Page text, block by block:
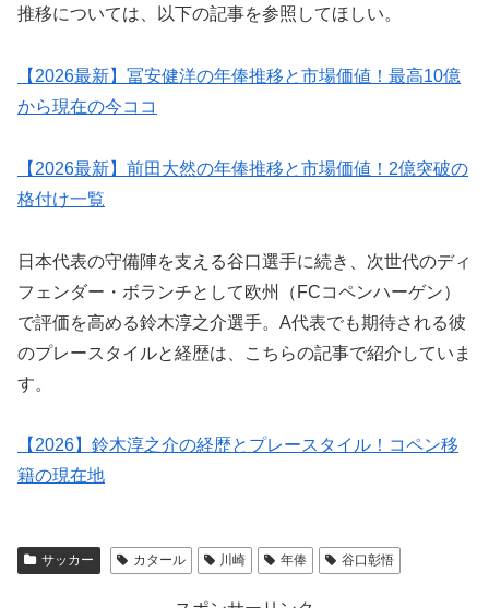
推移については、以下の記事を参照してほしい。
【2026最新】冨安健洋の年俸推移と市場価値！最高10億
から現在の今ココ
【2026最新】前田大然の年俸推移と市場価値！2億突破の
格付け一覧
日本代表の守備陣を支える谷口選手に続き、次世代のディ
フェンダー・ボランチとして欧州（FCコペンハーゲン）
で評価を高める鈴木淳之介選手。A代表でも期待される彼
のプレースタイルと経歴は、こちらの記事で紹介していま
す。
【2026】鈴木淳之介の経歴とプレースタイル！コペン移
籍の現在地
サッカー カタール 川崎 年俸 谷口彰悟